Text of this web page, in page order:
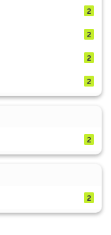
2
2
2
2
2
2